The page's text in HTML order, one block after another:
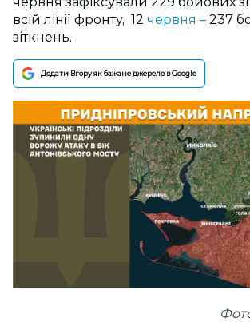
всій лінії фронту, 12 червня – 237
зіткнень.
Додати Вгору як бажане джерело в Google